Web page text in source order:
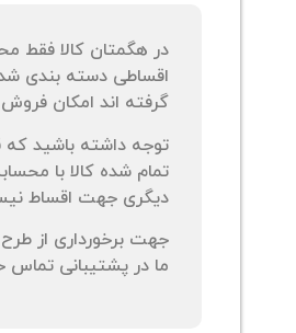
در هگمتان کالا فقط
اقساطی دسته بندی
گرفته اند امکان فروش
توجه داشته باشید
تمام شده کالا با
دیگری جهت اقساط
جهت برخورداری از
ما در پشتیبانی تماس